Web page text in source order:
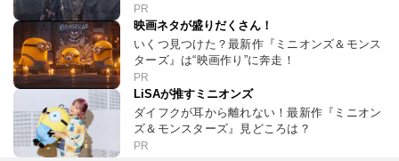
PR
映画ネタが盛りだくさん！
いくつ見つけた？最新作『ミニオンズ＆モンス
ターズ』は“映画作り”に奔走！
PR
LiSAが推すミニオンズ
ダイフクが耳から離れない！最新作『ミニオン
ズ＆モンスターズ』見どころは？
PR